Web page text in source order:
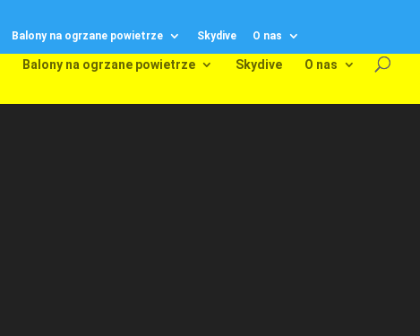
Balony na ogrzane powietrze Skydive O nas
Balony na ogrzane powietrze Skydive O nas